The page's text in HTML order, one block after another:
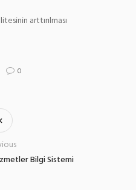
arttırılması
0
Bilgi Sistemi